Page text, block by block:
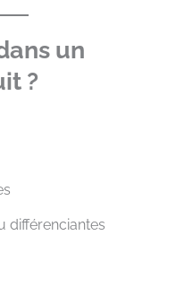
un
?
différenciantes